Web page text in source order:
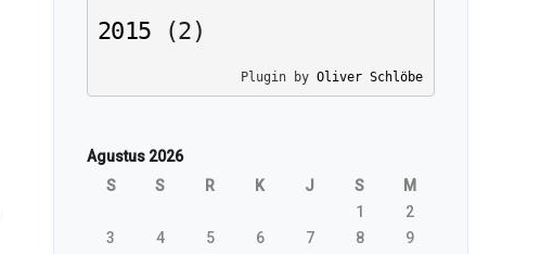
2015
(2 )
Plugin by Oliver Schlöbe
Agustus 2026
S
S R K J S
M
1
2
3
4 5 6 7 8
9